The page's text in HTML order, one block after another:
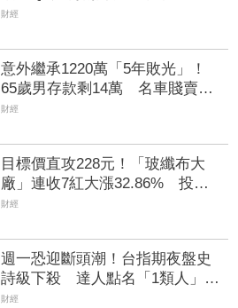
2.5元 全年營運看旺
財經
意外繼承1220萬「5年敗光」！
65歲男存款剩14萬 名車賤賣也
救不了
財經
目標價直攻228元！「玻纖布大
廠」連收7紅大漲32.86% 投信
單周撒16.7億元、掃入近萬張
財經
週一恐迎斷頭潮！台指期夜盤史
詩級下殺 達人點名「1類人」最
危險
財經